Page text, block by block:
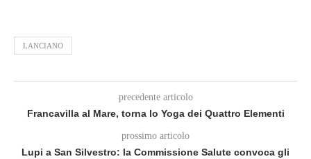
LANCIANO
precedente articolo
Francavilla al Mare, torna lo Yoga dei Quattro Elementi
prossimo articolo
Lupi a San Silvestro: la Commissione Salute convoca gli